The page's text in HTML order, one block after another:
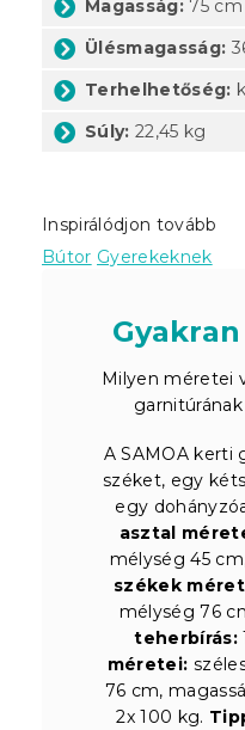
Magasság: 75 cm
Ülésmagasság:
Terhelhetőség:
Súly: 22,45 kg
Inspirálódjon tovább
Bútor Gyerekeknek
Milyen méretei
A SAMOA kerti
széket, egy
egy
asztal
mélység 45
székek
mélység 76
teherbírás:
méretei:
76 cm,
2x 100 kg.